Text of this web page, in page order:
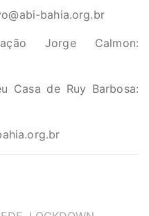
bahia.org.br
Jorge Calmon:
Casa de Ruy Barbosa: